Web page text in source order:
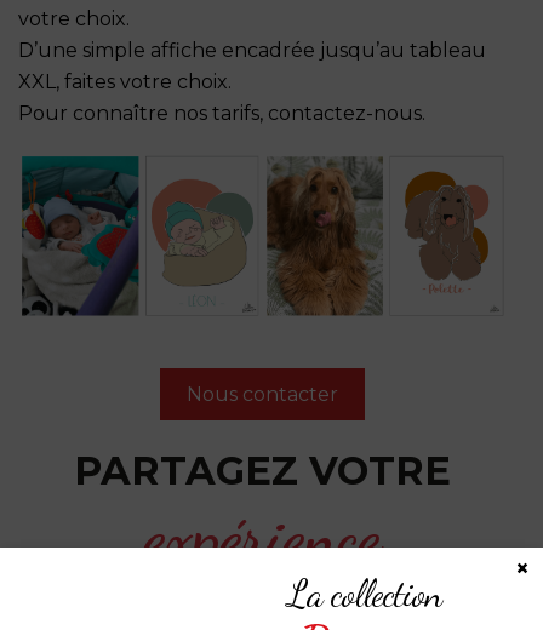
votre choix.
D’une simple affiche encadrée jusqu’au tableau
XXL, faites votre choix.
Pour connaître nos tarifs, contactez-nous.
Nous contacter
PARTAGEZ VOTRE
expérience
#LEB #LESEDITIONSBISOUS
La collection
×